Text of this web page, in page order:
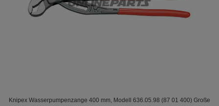
Knipex Wasserpumpenzange 400 mm, Modell 636.05.98 (87 01 400) Große